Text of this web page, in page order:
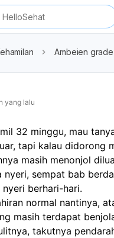
Ambeien
yang lalu
32 minggu, mau
tapi kalau didorong
masih menonjol
nyeri, sempat bab
berhari-hari.
normal nantinya,
masih terdapat
takutnya